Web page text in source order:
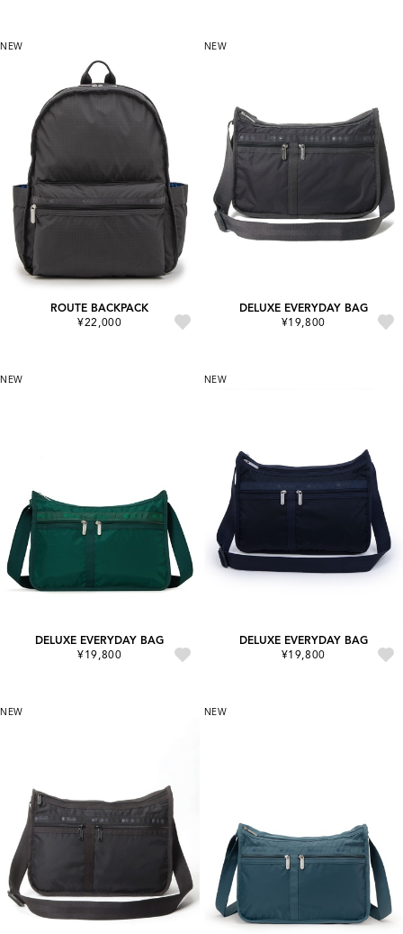
NEW
ROUTE BACKPACK
¥22,000
NEW
DELUXE EVERYDAY BAG
¥19,800
NEW
DELUXE EVERYDAY BAG
¥19,800
NEW
DELUXE EVERYDAY BAG
¥19,800
NEW NEW